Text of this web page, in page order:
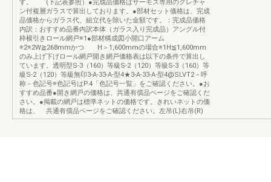
す。 (下記表参照）●完成品価格はサーモス専用のグレチャ
ン付複層ガラスで算出しております。●部材セット価格は、完成
品価格からガラス代、組立代を除いた金額です。：完成品価格
内訳：おすすめ品番内訳本体（ガラス入り完成品）アングル付
枠横引きロール網戸※1●部材構成図小開口アーム
※2※2W≧268mmかつ H＞1,600mmの場合※1H≦1,600mm
のみ上げ下げロール網戸開き網戸価格表は以下の条件で算出し
ています。透明型S-3（160）等級S-2（120）等級S-3（160）等
級S-2（120）等級無印3-A-33-A-型4★3-A-33-A-型4@SLVT2－呼
称－色記号※色記号はP.4「色記号一覧」をご確認ください。●お
すすめ品番●開き網戸の価格は、共通有償品ページをご確認くだ
さい。●掲載の網戸は標準ネットの価格です。きれいネットの価
格は、 共通有償品ページをご確認ください。左吊(L)右吊(R)